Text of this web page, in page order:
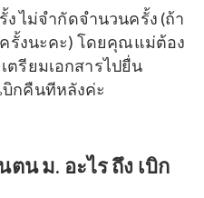
ง ไม่จำกัดจำนวนครั้ง (ถ้า
รั้งนะคะ) โดยคุณแม่ต้อง
ตรียมเอกสารไปยื่น
บิกคืนทีหลังค่ะ
น ม. อะไร ถึง เบิก